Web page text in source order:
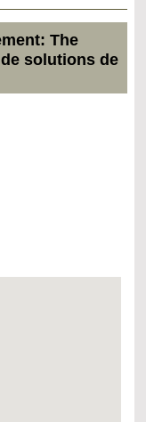
The
solutions de